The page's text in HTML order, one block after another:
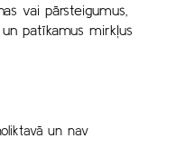
vai pārsteigumus,
patīkamus mirkļus
un nav